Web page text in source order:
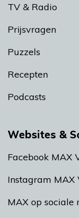
TV & Radio
Prijsvragen
Puzzels
Recepten
Podcasts
Websites &
Facebook MAX
Instagram MAX
MAX op sociale